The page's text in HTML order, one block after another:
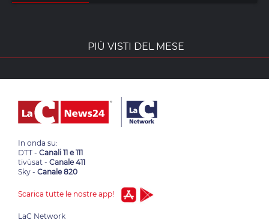
PIÙ VISTI DEL MESE
In onda su:
DTT - Canali 11 e 111
tivùsat - Canale 411
Sky - Canale 820
Scarica tutte le nostre app!